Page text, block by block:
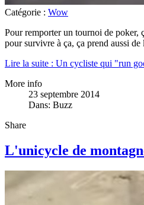
Catégorie : Wow
Pour remporter un tournoi de poker,
pour survivre à ça, ça prend aussi de
Lire la suite : Un cycliste qui "run
More info
23 septembre 2014
Dans: Buzz
Share
L'unicycle de